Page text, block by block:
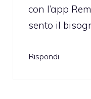
con l’app
sento il
Rispondi